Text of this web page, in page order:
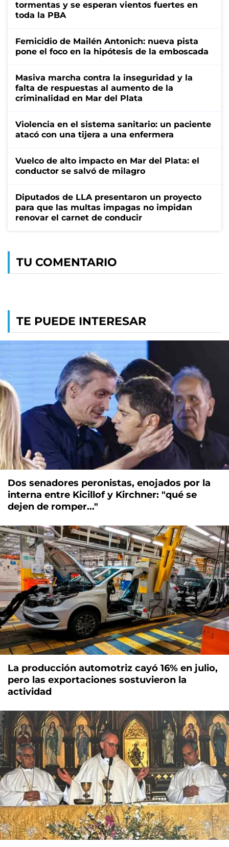
tormentas y se esperan vientos fuertes en
toda la PBA
Femicidio de Mailén Antonich: nueva pista
pone el foco en la hipótesis de la emboscada
Masiva marcha contra la inseguridad y la
falta de respuestas al aumento de la
criminalidad en Mar del Plata
Violencia en el sistema sanitario: un paciente
atacó con una tijera a una enfermera
Vuelco de alto impacto en Mar del Plata: el
conductor se salvó de milagro
Diputados de LLA presentaron un proyecto
para que las multas impagas no impidan
renovar el carnet de conducir
TU COMENTARIO
TE PUEDE INTERESAR
Dos senadores peronistas, enojados por la
interna entre Kicillof y Kirchner: "qué se
dejen de romper..."
La producción automotriz cayó 16% en julio,
pero las exportaciones sostuvieron la
actividad